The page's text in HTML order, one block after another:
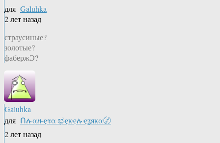
для Galuhka
2 лет назад
страусиные?
золотые?
фабержЭ?
Galuhka
для Ոሉαዙҿτα ಭҿҝҿሉҿʓяҝα〄
2 лет назад